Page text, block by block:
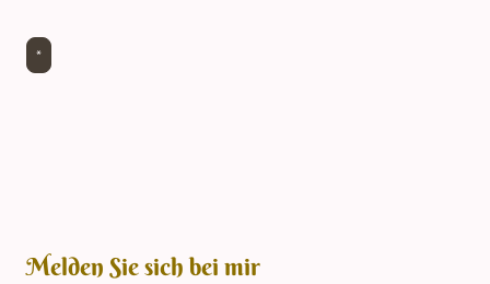
*
Melden Sie sich bei mir